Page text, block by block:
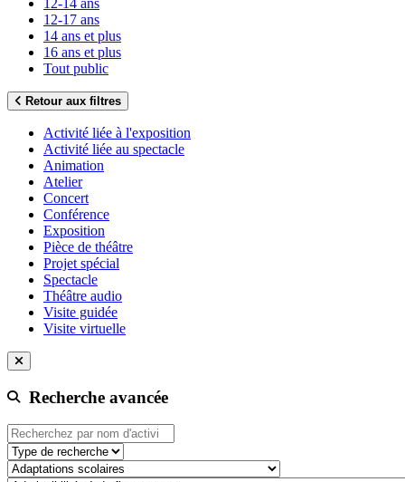
12-14 ans
12-17 ans
14 ans et plus
16 ans et plus
Tout public
Retour aux filtres
Activité liée à l'exposition
Activité liée au spectacle
Animation
Atelier
Concert
Conférence
Exposition
Pièce de théâtre
Projet spécial
Spectacle
Théâtre audio
Visite guidée
Visite virtuelle
Recherche avancée
Type de recherche
adaptation-scolaire